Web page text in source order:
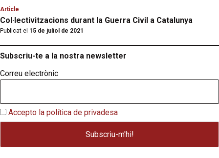
Article
Col·lectivitzacions durant la Guerra Civil a Catalunya
Publicat el 15 de juliol de 2021
Subscriu-te a la nostra newsletter
Correu electrònic
Accepto la política de privadesa